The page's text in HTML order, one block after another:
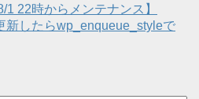
22時からメンテナンス】
新したらwp_enqueue_styleで